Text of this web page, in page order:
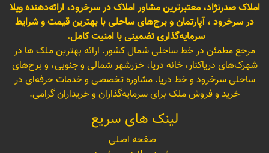
املاک صدرنژاد، معتبرترین مشاور املاک در سرخرود، ارائه‌دهنده ویلا
در سرخرود ، آپارتمان و برج‌های ساحلی با بهترین قیمت و شرایط
سرمایه‌گذاری تضمینی با امنیت کامل.
مرجع مطمئن در خط ساحلی شمال کشور. ارائه بهترین ملک ها در
شهرک‌های دریاکنار، خانه دریا، خزرشهر شمالی و جنوبی، و برج‌های
ساحلی سرخرود و خط دریا. مشاوره تخصصی و خدمات حرفه‌ای در
خرید و فروش ملک برای سرمایه‌گذاران و خریداران گرامی.
لینک های سریع
صفحه اصلی